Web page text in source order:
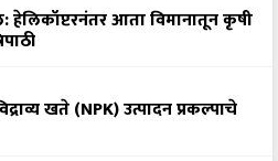
आता विमानातून कृषी
खते (NPK) उत्पादन प्रकल्पाचे